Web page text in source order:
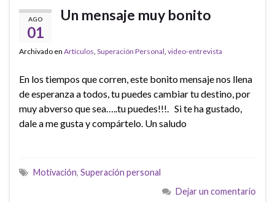
AGO
01
Un mensaje muy bonito
Archivado en Artículos Superación Personal video-entrevista
En los tiempos que corren, este bonito mensaje nos llena
de esperanza a todos, tu puedes cambiar tu destino, por
muy abverso que sea…..tu puedes!!!. Si te ha gustado,
dale a me gusta y compártelo. Un saludo
Motivación, Superación personal
Dejar un comentario